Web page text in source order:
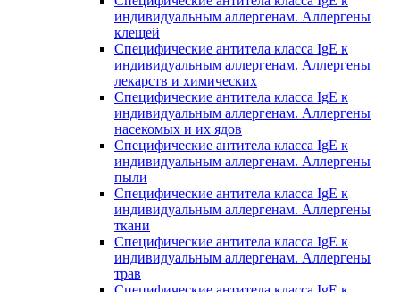
индивидуальным аллергенам. Аллергены
клещей
Специфические антитела класса IgE к
индивидуальным аллергенам. Аллергены
лекарств и химических
Специфические антитела класса IgE к
индивидуальным аллергенам. Аллергены
насекомых и их ядов
Специфические антитела класса IgE к
индивидуальным аллергенам. Аллергены
пыли
Специфические антитела класса IgE к
индивидуальным аллергенам. Аллергены
ткани
Специфические антитела класса IgE к
индивидуальным аллергенам. Аллергены
трав